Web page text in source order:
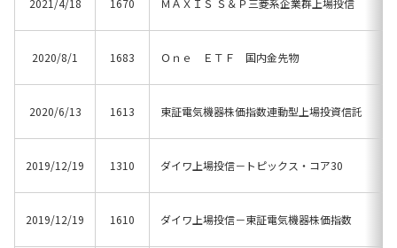
2021/4/18 1670 ＭＡＸＩＳ Ｓ＆Ｐ三菱系企業群上場投信
2020/8/1 1683 Ｏｎｅ ＥＴＦ 国内金先物
2020/6/13 1613 東証電気機器株価指数連動型上場投資信託
2019/12/19 1310 ダイワ上場投信－トピックス・コア30
2019/12/19 1610 ダイワ上場投信－東証電気機器株価指数